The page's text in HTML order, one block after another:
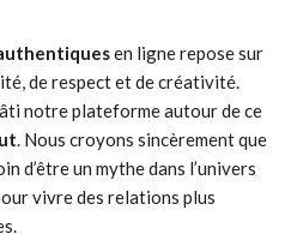
en ligne repose sur
de respect et de créativité.
notre plateforme autour de ce
. Nous croyons sincèrement que
d’être un mythe dans l’univers
vivre des relations plus